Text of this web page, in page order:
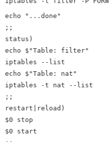
echo "...done"
;;
status)
echo $"Table: filter"
iptables --list
echo $"Table: nat"
iptables -t nat --list
;;
restart|reload)
$0 stop
$0 start